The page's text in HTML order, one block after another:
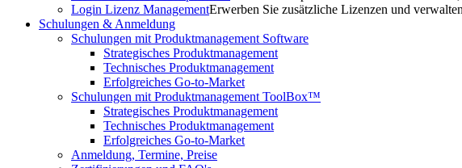
Login Lizenz ManagementErwerben Sie zusätzliche Lizenzen und
Schulungen & Anmeldung
Schulungen mit Produktmanagement Software
Strategisches Produktmanagement
Technisches Produktmanagement
Erfolgreiches Go-to-Market
Schulungen mit Produktmanagement ToolBox™
Strategisches Produktmanagement
Technisches Produktmanagement
Erfolgreiches Go-to-Market
Anmeldung, Termine, Preise